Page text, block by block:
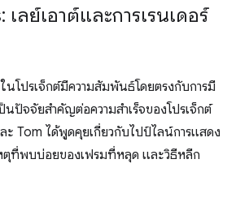
ลย์เอาต์และการเรนเดอร์
โปรเจ็กต์มีความสัมพันธ์โดยตรงกับการมี
ปัจจัยสําคัญต่อความสําเร็จของโปรเจ็กต์
Tom ได้พูดคุยเกี่ยวกับไปป์ไลน์การแสดง
ตุที่พบบ่อยของเฟรมที่หลุด และวิธีหลีก